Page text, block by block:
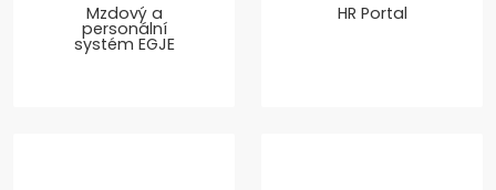
Mzdový a
personální
systém EGJE
HR Portal